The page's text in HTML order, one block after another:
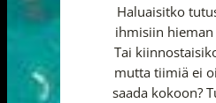
Haluaisitko
ihmisiin hieman
Tai
mutta tiimiä ei
saada kokoon?